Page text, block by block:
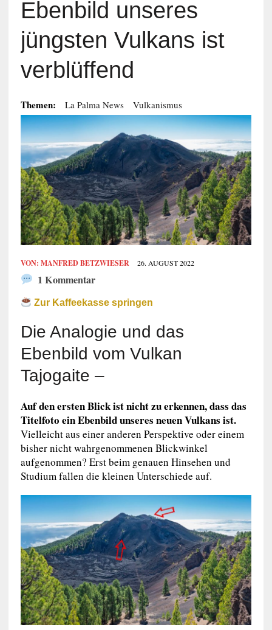
Ebenbild unseres
jüngsten Vulkans ist
verblüffend
Themen: La Palma News Vulkanismus
VON: MANFRED BETZWIESER 26. AUGUST 2022
1 Kommentar
Zur Kaffeekasse springen
Die Analogie und das
Ebenbild vom Vulkan
Tajogaite –
Auf den ersten Blick ist nicht zu erkennen, dass das
Titelfoto ein Ebenbild unseres neuen Vulkans ist.
Vielleicht aus einer anderen Perspektive oder einem
bisher nicht wahrgenommenen Blickwinkel
aufgenommen? Erst beim genauen Hinsehen und
Studium fallen die kleinen Unterschiede auf.